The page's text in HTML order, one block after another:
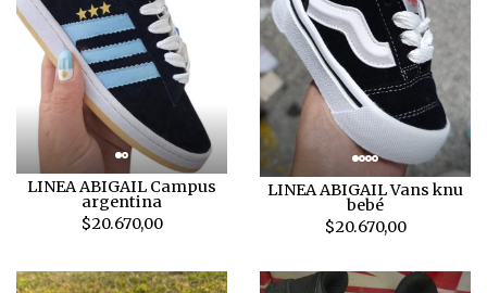
LINEA ABIGAIL Campus
argentina
$20.670,00
LINEA ABIGAIL Vans knu
bebé
$20.670,00